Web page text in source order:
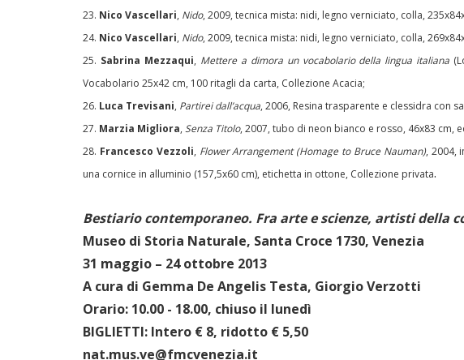
23. Nico Vascellari, Nido, 2009, tecnica mista: nidi, legno verniciato, colla,
24. Nico Vascellari, Nido, 2009, tecnica mista: nidi, legno verniciato, colla,
25. Sabrina Mezzaqui, Mettere a dimora un vocabolario della lingua italiana
Vocabolario 25x42 cm, 100 ritagli da carta, Collezione Acacia;
26. Luca Trevisani, Partirei dall’acqua, 2006, Resina trasparente e clessidra con
27. Marzia Migliora, Senza Titolo, 2007, tubo di neon bianco e rosso, 46x83 cm,
28. Francesco Vezzoli, Flower Arrangement (Homage to Bruce Nauman), 2004,
una cornice in alluminio (157,5x60 cm), etichetta in ottone, Collezione privata.
Bestiario contemporaneo. Fra arte e scienze, artisti della
Museo di Storia Naturale, Santa Croce 1730, Venezia
31 maggio – 24 ottobre 2013
A cura di Gemma De Angelis Testa, Giorgio Verzotti
Orario: 10.00 - 18.00, chiuso il lunedì
BIGLIETTI: Intero € 8, ridotto € 5,50
nat.mus.ve@fmcvenezia.it